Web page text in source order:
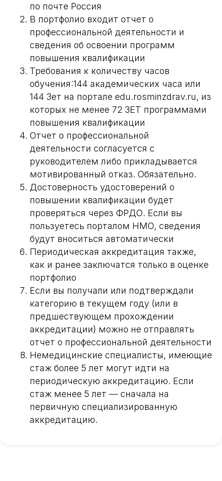
по почте Россия
В портфолио входит отчет о
профессиональной деятельности и
сведения об освоении программ
повышения квалификации
Требования к количеству часов
обучения:144 академических часа или
144 Зет на портале edu.rosminzdrav.ru, из
которых не менее 72 ЗЕТ программами
повышения квалификации
Отчет о профессиональной
деятельности согласуется с
руководителем либо прикладывается
мотивированный отказ. Обязательно.
Достоверность удостоверений о
повышении квалификации будет
проверяться через ФРДО. Если вы
пользуетесь порталом НМО, сведения
будут вноситься автоматически
Периодическая аккредитация также,
как и ранее заключатся только в оценке
портфолио
Если вы получали или подтверждали
категорию в текущем году (или в
предшествующем прохождении
аккредитации) можно не отправлять
отчет о профессиональной деятельности
Немедицинские специалисты, имеющие
стаж более 5 лет могут идти на
периодическую аккредитацию. Если
стаж менее 5 лет — сначала на
первичную специализированную
аккредитацию.